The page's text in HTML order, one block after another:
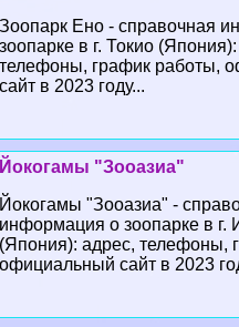
Зоопарк Ено - справочная
зоопарке в г. Токио
телефоны, график работы,
сайт в 2023 году...
Йокогамы "Зооазиа"
Йокогамы "Зооазиа" -
информация о зоопарке в г.
(Япония): адрес, телефоны,
официальный сайт в 2023